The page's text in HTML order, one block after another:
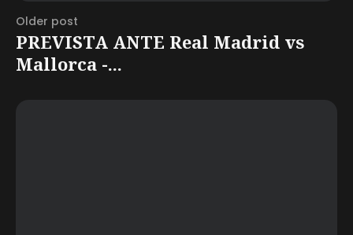
Older post
PREVISTA ANTE Real Madrid vs
Mallorca -...